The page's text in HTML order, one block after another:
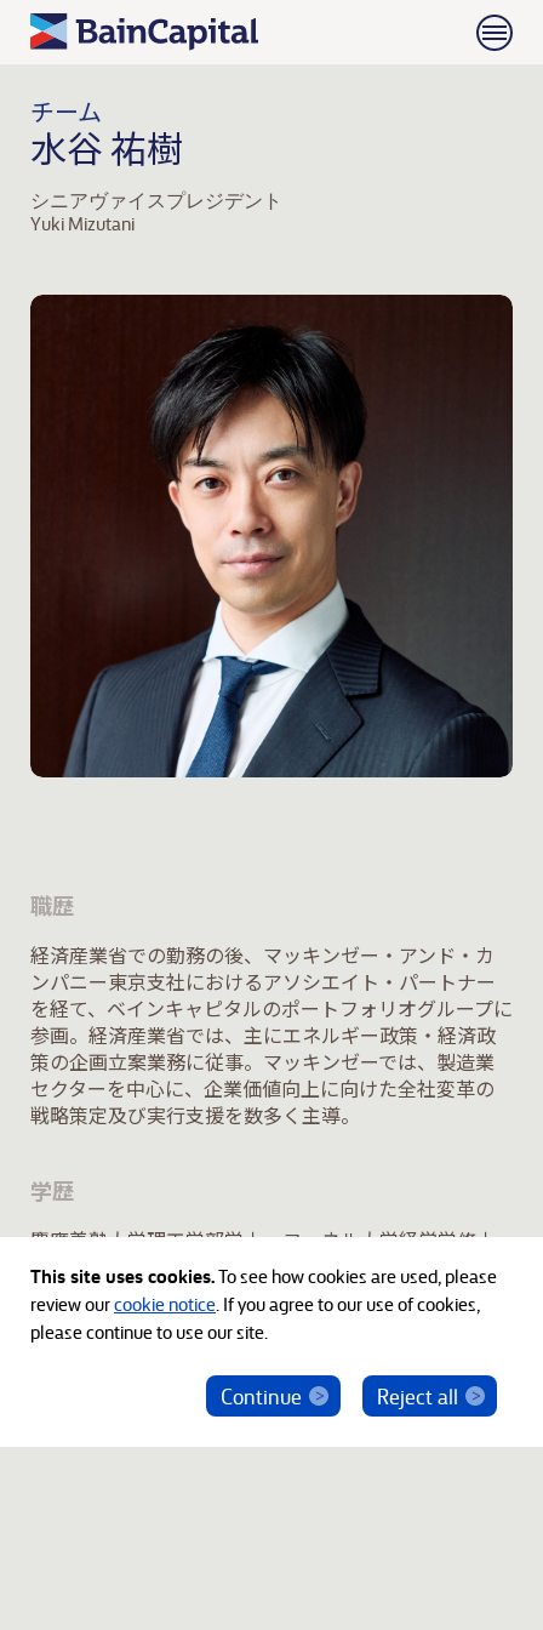
チーム
水谷 祐樹
シニアヴァイスプレジデント
Yuki Mizutani
職歴
経済産業省での勤務の後、マッキンゼー・アンド・カ
ンパニー東京支社におけるアソシエイト・パートナー
を経て、ベインキャピタルのポートフォリオグループに
参画。経済産業省では、主にエネルギー政策・経済政
策の企画立案業務に従事。マッキンゼーでは、製造業
セクターを中心に、企業価値向上に向けた全社変革の
戦略策定及び実行支援を数多く主導。
学歴
慶應義塾大学理工学部学士、コーネル大学経営学修士
ベインキャピタル社員を騙った投資勧誘にご注意
This site uses cookies.To see how cookies are used, please
review ourcookie notice. If you agree to our use of cookies,
please continue to use our site.
Reject all
Continue